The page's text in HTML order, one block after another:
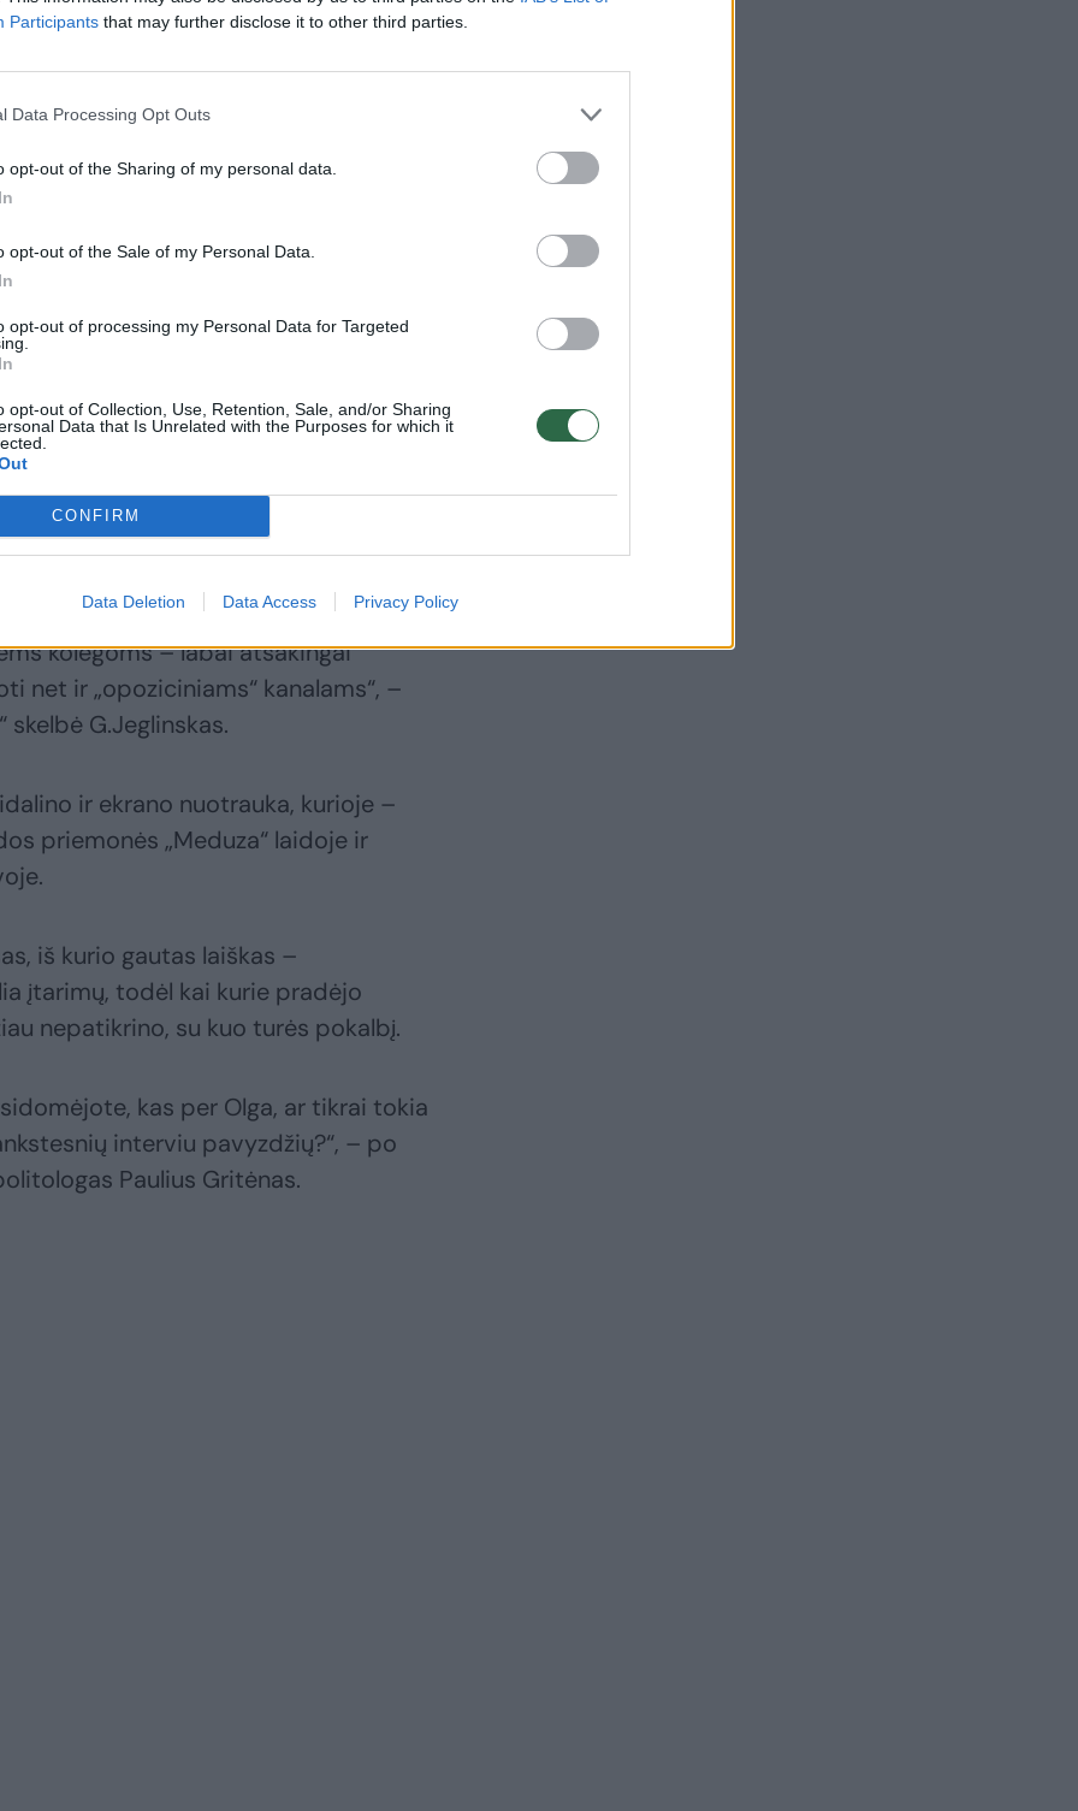
Participants that may further disclose it to other third parties.
Data Processing Opt Outs
opt-out of the Sharing of my personal data.
opt-out of the Sale of my Personal Data.
opt-out of processing my Personal Data for Targeted
opt-out of Collection, Use, Retention, Sale, and/or Sharing
Data that Is Unrelated with the Purposes for which it
CONFIRM
Data Deletion Data Access Privacy Policy
posto
tai nėra
nes panašu, kad
ir saugios valstybės, už kurią
kovoti. Dėl interviu turinio esu
nuoširdžiai nemalonu.
kolegoms – labai atsakingai
net ir „opoziciniams“ kanalams“, –
G.Jeglinskas.
ir ekrano nuotrauka, kurioje –
priemonės „Meduza“ laidoje ir
iš kurio gautas laiškas –
įtarimų, todėl kai kurie pradėjo
nepatikrino, su kuo turės pokalbį.
kas per Olga, ar tikrai tokia
interviu pavyzdžių?“, – po
Paulius Gritėnas.